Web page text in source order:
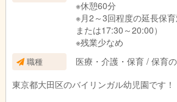
・資格手当：[保育士]月1
諭]月5000円
・体育教員免許手当：月1
・英語手当：月1万円 ※試
・住宅手当：37,000円（
・時間外手当 など
※休憩60分
※月2～3回程度の延長保
または17:30～20:00）
※残業少なめ
職種
医療・介護・保育 / 保育
東京都大田区のバイリンガル幼児園です！